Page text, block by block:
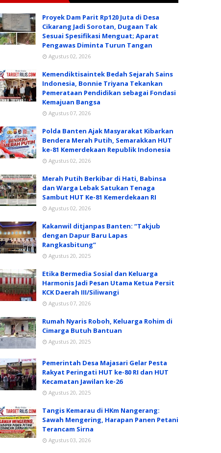
Proyek Dam Parit Rp120 Juta di Desa
Cikarang Jadi Sorotan, Dugaan Tak
Sesuai Spesifikasi Menguat; Aparat
Pengawas Diminta Turun Tangan
Agustus 02, 2026
Kemendiktisaintek Bedah Sejarah Sains
Indonesia, Bonnie Triyana Tekankan
Pemerataan Pendidikan sebagai Fondasi
Kemajuan Bangsa
Agustus 07, 2026
Polda Banten Ajak Masyarakat Kibarkan
Bendera Merah Putih, Semarakkan HUT
ke-81 Kemerdekaan Republik Indonesia
Agustus 02, 2026
Merah Putih Berkibar di Hati, Babinsa
dan Warga Lebak Satukan Tenaga
Sambut HUT Ke-81 Kemerdekaan RI
Agustus 02, 2026
Kakanwil ditjanpas Banten: “Takjub
dengan Dapur Baru Lapas
Rangkasbitung”
Agustus 20, 2025
Etika Bermedia Sosial dan Keluarga
Harmonis Jadi Pesan Utama Ketua Persit
KCK Daerah III/Siliwangi
Agustus 07, 2026
Rumah Nyaris Roboh, Keluarga Rohim di
Cimarga Butuh Bantuan
Agustus 20, 2025
Pemerintah Desa Majasari Gelar Pesta
Rakyat Peringati HUT ke-80 RI dan HUT
Kecamatan Jawilan ke-26
Agustus 20, 2025
Tangis Kemarau di HKm Nangerang:
Sawah Mengering, Harapan Panen Petani
Terancam Sirna
Agustus 03, 2026